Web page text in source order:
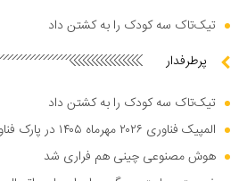
تیک‌تاک سه کودک را به کشتن داد
پرطرفدار
تیک‌تاک سه کودک را به کشتن داد
المپیک فناوری ۲۰۲۶ مهرماه ۱۴۰۵ در پارک فناوری پردیس برگزار می‌شود
هوش مصنوعی چینی هم فراری شد